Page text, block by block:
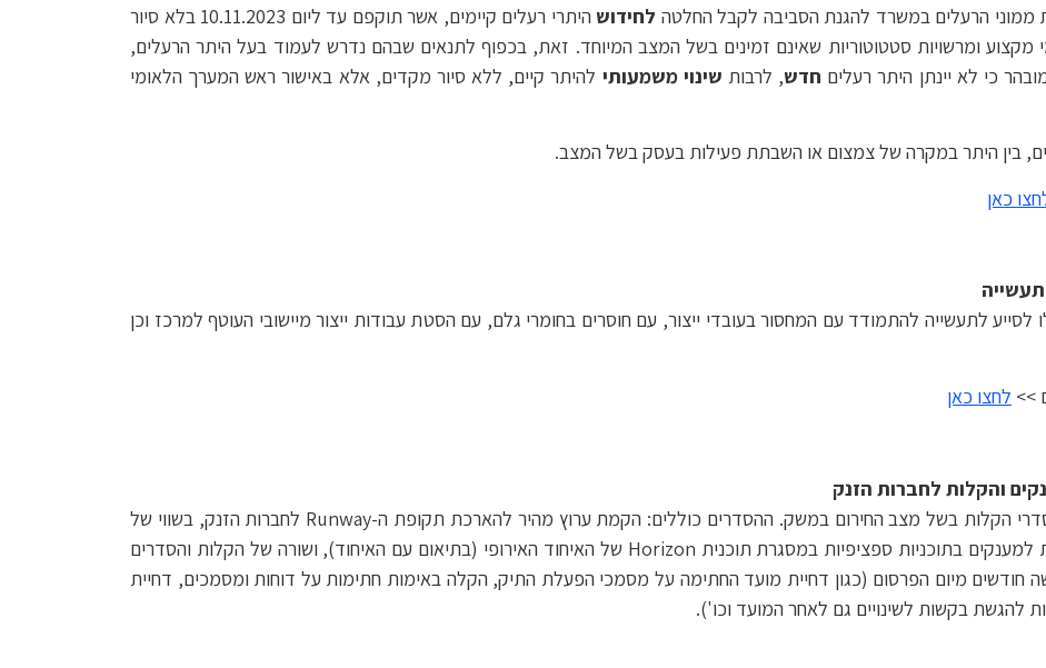
ממוני הרעלים במשרד להגנת הסביבה לקבל החלטה לחידוש
היתרי רעלים קיימים, אשר תוקפם עד ליום 10.11.2023 בלא סיור
מקצוע ומרשויות סטטוטוריות שאינם זמינים בשל המצב המיוחד. זאת, בכפוף לתנאים שבהם נדרש לעמוד בעל היתר הרעלים,
כי לא יינתן היתר רעלים חדש, לרבות שינוי משמעותי להיתר קיים, ללא סיור מקדים, אלא באישור ראש המערך הלאומי
בין היתר במקרה של צמצום או השבתת פעילות בעסק בשל המצב.
כאן
לתעשייה להתמודד עם המחסור בעובדי ייצור, עם חוסרים בחומרי גלם, עם הסטת עבודות ייצור מיישובי העוטף למרכז וכן
>> לחצו כאן
והקלות לחברות הזנק
הרשות לחדשנות פרסמה ביום 19.1.2023 הסדרי הקלות בשל מצב החירום במשק. ההסדרים כוללים: הקמת ערוץ מהיר להארכת תקופת ה-Runway לחברות הזנק, בשווי של
כ-100 מיליון ₪, דחיית מועדי הגשת הבקשות למענקים בתוכניות ספציפיות במסגרת תוכנית Horizon של האיחוד האירופי (בתיאום עם האיחוד), ושורה של הקלות והסדרים
חודשים מיום הפרסום (כגון דחיית מועד החתימה על מסמכי הפעלת התיק, הקלה באימות חתימות על דוחות ומסמכים, דחיית
להגשת בקשות לשינויים גם לאחר המועד וכו').